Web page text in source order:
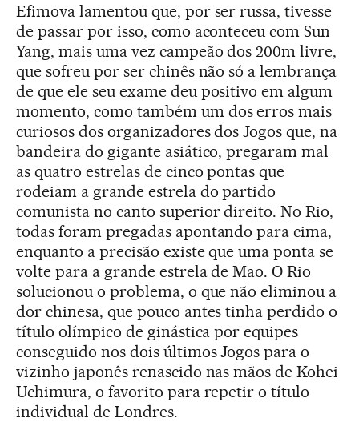
Efimova lamentou que, por ser russa, tivesse
de passar por isso, como aconteceu com Sun
Yang, mais uma vez campeão dos 200m livre,
que sofreu por ser chinês não só a lembrança
de que ele seu exame deu positivo em algum
momento, como também um dos erros mais
curiosos dos organizadores dos Jogos que, na
bandeira do gigante asiático, pregaram mal
as quatro estrelas de cinco pontas que
rodeiam a grande estrela do partido
comunista no canto superior direito. No Rio,
todas foram pregadas apontando para cima,
enquanto a precisão existe que uma ponta se
volte para a grande estrela de Mao. O Rio
solucionou o problema, o que não eliminou a
dor chinesa, que pouco antes tinha perdido o
título olímpico de ginástica por equipes
conseguido nos dois últimos Jogos para o
vizinho japonês renascido nas mãos de Kohei
Uchimura, o favorito para repetir o título
individual de Londres.